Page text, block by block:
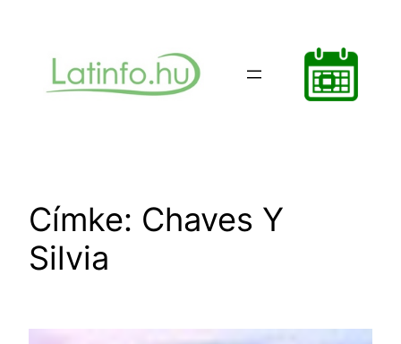
tartalomhoz
Címke: Chaves Y
Silvia